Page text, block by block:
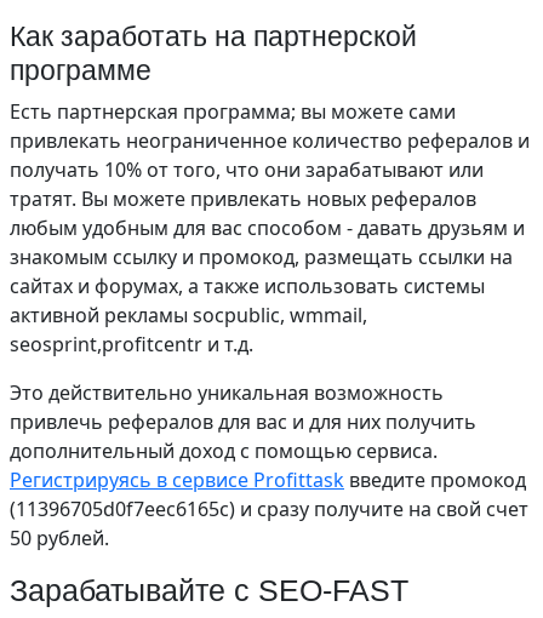
Как заработать на партнерской
программе
Есть партнерская программа; вы можете сами
привлекать неограниченное количество рефералов и
получать 10% от того, что они зарабатывают или
тратят. Вы можете привлекать новых рефералов
любым удобным для вас способом - давать друзьям и
знакомым ссылку и промокод, размещать ссылки на
сайтах и форумах, а также использовать системы
активной рекламы socpublic, wmmail,
seosprint,profitcentr и т.д.
Это действительно уникальная возможность
привлечь рефералов для вас и для них получить
дополнительный доход с помощью сервиса.
Регистрируясь в сервисе Profittask введите промокод
(11396705d0f7eec6165c) и сразу получите на свой счет
50 рублей.
Зарабатывайте с SEO-FAST